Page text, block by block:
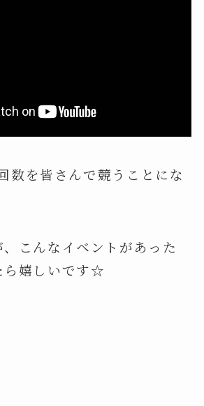
数を皆さんで競うことにな
こんなイベントがあった
ら嬉しいです☆